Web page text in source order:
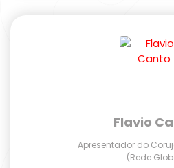
Flavio
Apresentador do
(Rede